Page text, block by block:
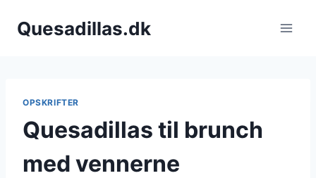
Quesadillas.dk
OPSKRIFTER
Quesadillas til brunch
med vennerne